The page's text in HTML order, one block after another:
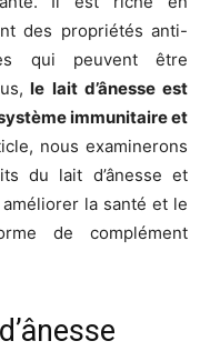
des propriétés anti-
qui peuvent être
le lait d’ânesse est
immunitaire et
nous examinerons
du lait d’ânesse et
la santé et le
de complément